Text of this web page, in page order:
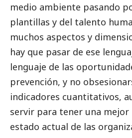
medio ambiente pasando
plantillas y del talento
muchos aspectos y
hay que pasar de ese
lenguaje de las
prevención, y no
indicadores cuantitativos,
servir para tener una
estado actual de las